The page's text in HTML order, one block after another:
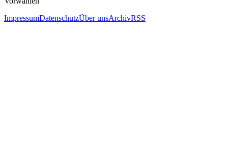
ImpressumDatenschutzÜber unsArchivRSS